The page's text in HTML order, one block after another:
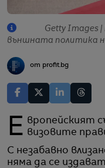
Getty Images
външната политика
от profit.bg
Европейският съюз потвърди, че затяга визовите
С незабавно
няма да се